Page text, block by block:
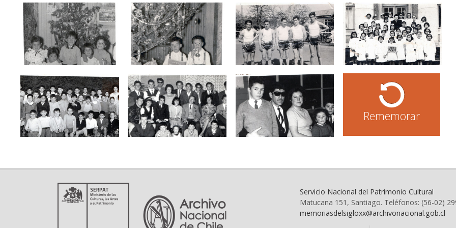
Rememorar
Servicio Nacional del Patrimonio Cultural
Matucana 151, Santiago. Teléfonos: (56-02)
memoriasdelsigloxx@archivonacional.gob.cl